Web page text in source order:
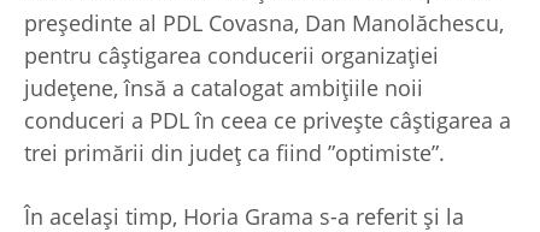
președinte al PDL Covasna, Dan Manolăchescu,
pentru câștigarea conducerii organizației
județene, însă a catalogat ambițiile noii
conduceri a PDL în ceea ce privește câștigarea a
trei primării din județ ca fiind ”optimiste”.
În același timp, Horia Grama s-a referit și la